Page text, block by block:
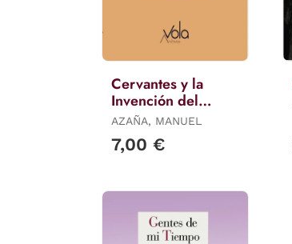
Cervantes y la
Invención del
Quijote
AZAÑA, MANUEL
7,00 €